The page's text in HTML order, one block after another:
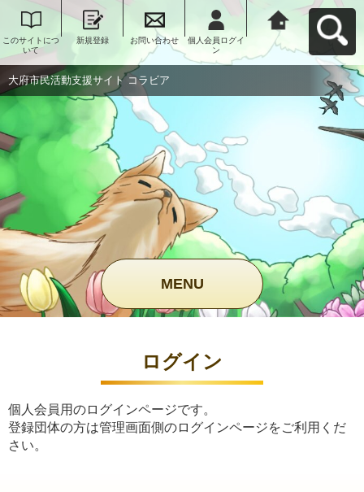
このサイトにつ
いて
新規登録 お問い合わせ
個人会員ログイ
ン
大府市民活動支
援サイト コラビ
アへ戻る
大府市民活動支援サイト コラビア
MENU
ログイン
個人会員用のログインページです。
登録団体の方は管理画面側のログインページをご利用くだ
さい。